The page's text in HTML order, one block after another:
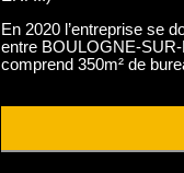
En 2020 l’entreprise se
entre BOULOGNE-
comprend 350m² de